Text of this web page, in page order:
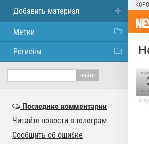
в
Добавить материал
Метки
Регионы
Последние комментарии
Читайте новости в телеграм
Сообщить об ошибке